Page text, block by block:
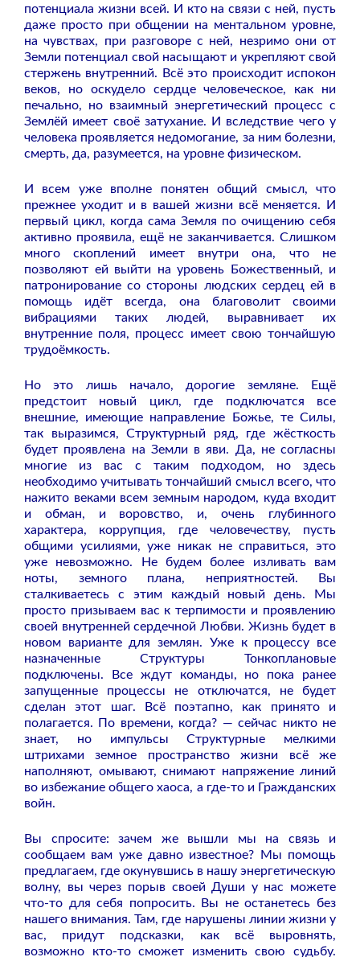
потенциала жизни всей. И кто на связи с ней, пусть
даже просто при общении на ментальном уровне,
на чувствах, при разговоре с ней, незримо они от
Земли потенциал свой насыщают и укрепляют свой
стержень внутренний. Всё это происходит испокон
веков, но оскудело сердце человеческое, как ни
печально, но взаимный энергетический процесс с
Землёй имеет своё затухание. И вследствие чего у
человека проявляется недомогание, за ним болезни,
смерть, да, разумеется, на уровне физическом.
И всем уже вполне понятен общий смысл, что
прежнее уходит и в вашей жизни всё меняется. И
первый цикл, когда сама Земля по очищению себя
активно проявила, ещё не заканчивается. Слишком
много скоплений имеет внутри она, что не
позволяют ей выйти на уровень Божественный, и
патронирование со стороны людских сердец ей в
помощь идёт всегда, она благоволит своими
вибрациями таких людей, выравнивает их
внутренние поля, процесс имеет свою тончайшую
трудоёмкость.
Но это лишь начало, дорогие земляне. Ещё
предстоит новый цикл, где подключатся все
внешние, имеющие направление Божье, те Силы,
так выразимся, Структурный ряд, где жёсткость
будет проявлена на Земли в яви. Да, не согласны
многие из вас с таким подходом, но здесь
необходимо учитывать тончайший смысл всего, что
нажито веками всем земным народом, куда входит
и обман, и воровство, и, очень глубинного
характера, коррупция, где человечеству, пусть
общими усилиями, уже никак не справиться, это
уже невозможно. Не будем более изливать вам
ноты, земного плана, неприятностей. Вы
сталкиваетесь с этим каждый новый день. Мы
просто призываем вас к терпимости и проявлению
своей внутренней сердечной Любви. Жизнь будет в
новом варианте для землян. Уже к процессу все
назначенные Структуры Тонкоплановые
подключены. Все ждут команды, но пока ранее
запущенные процессы не отключатся, не будет
сделан этот шаг. Всё поэтапно, как принято и
полагается. По времени, когда? — сейчас никто не
знает, но импульсы Структурные мелкими
штрихами земное пространство жизни всё же
наполняют, омывают, снимают напряжение линий
во избежание общего хаоса, а где-то и Гражданских
войн.
Вы спросите: зачем же вышли мы на связь и
сообщаем вам уже давно известное? Мы помощь
предлагаем, где окунувшись в нашу энергетическую
волну, вы через порыв своей Души у нас можете
что-то для себя попросить. Вы не останетесь без
нашего внимания. Там, где нарушены линии жизни у
вас, придут подсказки, как всё выровнять,
возможно кто-то сможет изменить свою судьбу.